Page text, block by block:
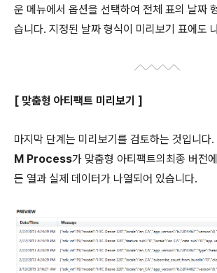
운 메뉴에서 옵션을 선택하여 전체 표의 날짜
습니다. 지정된 날짜 형식이 미리보기 표에도
[ 맞춤형 아티팩트 미리보기 ]
마지막 단계는 미리보기를 검토하는 것입니다
M Process가 맞춤형 아티팩트의최종 버전
든 열과 실제 데이터가 나열되어 있습니다.